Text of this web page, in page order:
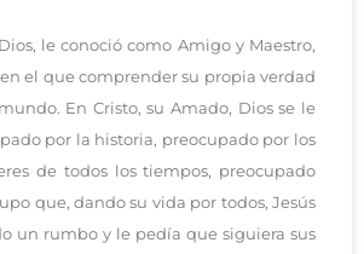
le conoció como Amigo y Maestro,
el que comprender su propia verdad
En Cristo, su Amado, Dios se le
por la historia, preocupado por los
de todos los tiempos, preocupado
que, dando su vida por todos, Jesús
un rumbo y le pedía que siguiera sus